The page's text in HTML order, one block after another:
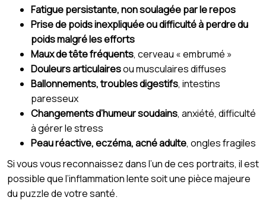
Fatigue persistante, non soulagée par le repos
Prise de poids inexpliquée ou difficulté à perdre du
poids malgré les efforts
Maux de tête fréquents, cerveau « embrumé »
Douleurs articulairesou musculaires diffuses
Ballonnements, troubles digestifs, intestins
paresseux
Changements d’humeur soudains, anxiété, difficulté
à gérer le stress
Peau réactive, eczéma, acné adulte, ongles fragiles
Si vous vous reconnaissez dans l’un de ces portraits, il est
possible que l’inflammation lente soit une pièce majeure
du puzzle de votre santé.